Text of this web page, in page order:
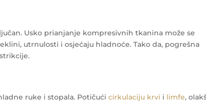
Usko prianjanje kompresivnih tkanina može se
utrnulosti i osjećaju hladnoće. Tako da, pogrešna
ruke i stopala. Potičućicirkulaciju krvi i limfe,